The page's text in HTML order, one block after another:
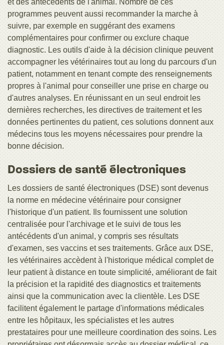
programmes peuvent aussi recommander la marche à
suivre, par exemple en suggérant des examens
complémentaires pour confirmer ou exclure chaque
diagnostic. Les outils d'aide à la décision clinique peuvent
accompagner les vétérinaires tout au long du parcours d'un
patient, notamment en tenant compte des renseignements
propres à l'animal pour conseiller une prise en charge ou
d'autres analyses. En réunissant en un seul endroit les
dernières recherches, les directives de traitement et les
données pertinentes du patient, ces solutions donnent aux
médecins tous les moyens nécessaires pour prendre la
bonne décision.
Dossiers de santé électroniques
Les dossiers de santé électroniques (DSE) sont devenus
la norme en médecine vétérinaire pour consigner
l'historique d'un patient. Ils fournissent une solution
centralisée pour l'archivage et le suivi de tous les
antécédents d'un animal, y compris ses résultats
d'examen, ses vaccins et ses traitements. Grâce aux DSE,
les vétérinaires accèdent à l'historique médical complet de
leur patient à distance en toute simplicité, améliorant de fait
la précision et la rapidité des diagnostics et traitements
ainsi que la communication avec la clientèle. Les DSE
facilitent également le partage d'informations médicales
entre les hôpitaux, les spécialistes et les autres
prestataires pour une meilleure coordination des soins. Les